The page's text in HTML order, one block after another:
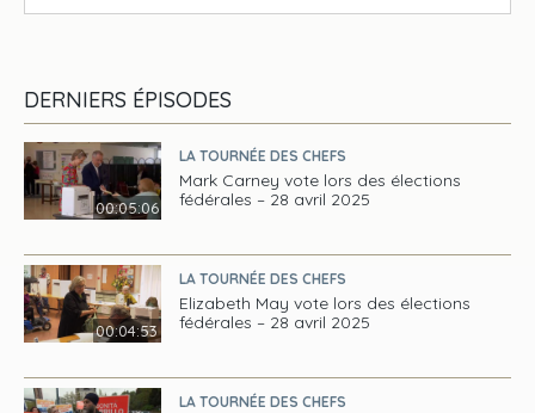
DERNIERS ÉPISODES
00:05:06
LA TOURNÉE DES CHEFS
Mark Carney vote lors des élections
fédérales – 28 avril 2025
00:04:53
LA TOURNÉE DES CHEFS
Elizabeth May vote lors des élections
fédérales – 28 avril 2025
LA TOURNÉE DES CHEFS